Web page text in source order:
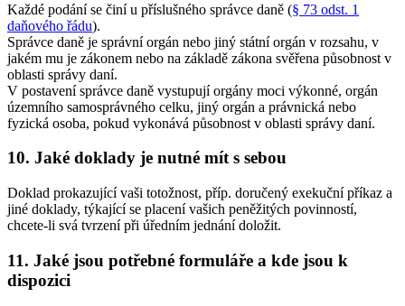
Každé podání se činí u příslušného správce daně (§ 73 odst. 1
daňového řádu).
Správce daně je správní orgán nebo jiný státní orgán v rozsahu, v
jakém mu je zákonem nebo na základě zákona svěřena působnost v
oblasti správy daní.
V postavení správce daně vystupují orgány moci výkonné, orgán
územního samosprávného celku, jiný orgán a právnická nebo
fyzická osoba, pokud vykonává působnost v oblasti správy daní.
10. Jaké doklady je nutné mít s sebou
Doklad prokazující vaši totožnost, příp. doručený exekuční příkaz a
jiné doklady, týkající se placení vašich peněžitých povinností,
chcete-li svá tvrzení při úředním jednání doložit.
11. Jaké jsou potřebné formuláře a kde jsou k
dispozici